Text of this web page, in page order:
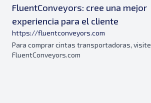
FluentConveyors: cree una mejor
experiencia para el cliente
https://fluentconveyors.com
Para comprar cintas transportadoras, visite
FluentConveyors.com